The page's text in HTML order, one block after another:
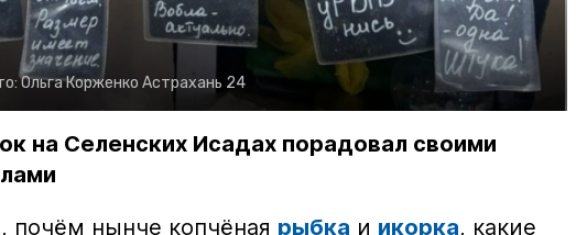
Ольга Корженко Астрахань 24
на Селенских Исадах порадовал своими
почём нынче копчёная рыбка и икорка, какие